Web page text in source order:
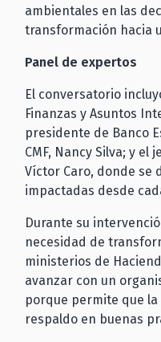
ambientales en las
transformación hacia
Panel de expertos
El conversatorio
Finanzas y Asuntos
presidente de Banco
CMF, Nancy Silva; y
Víctor Caro, donde se
impactadas desde
Durante su
necesidad de
ministerios de
avanzar con un
porque permite que
respaldo en buenas